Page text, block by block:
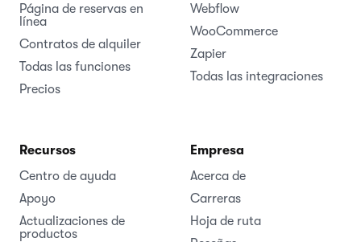
Página de reservas en
línea
Contratos de alquiler
Todas las funciones
Precios
Webflow
WooCommerce
Zapier
Todas las integraciones
Recursos
Centro de ayuda
Apoyo
Actualizaciones de
productos
Empresa
Acerca de
Carreras
Hoja de ruta